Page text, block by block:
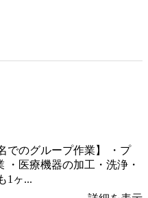
のグループ作業】 ・プ
・医療機器の加工・洗浄・
1ヶ...